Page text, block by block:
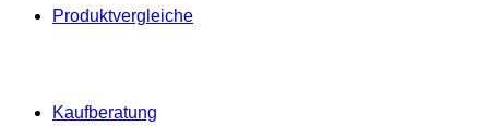
Produktvergleiche
Kaufberatung